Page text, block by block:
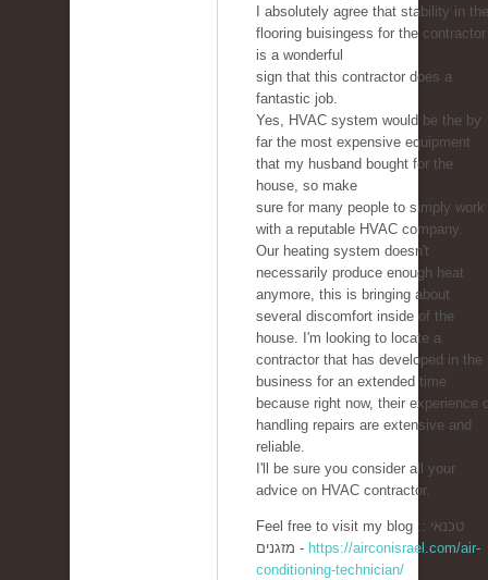
I absolutely agree that stability in the
flooring buisingess for the contractor
is a wonderful
sign that this contractor does a
fantastic job.
Yes, HVAC system would be the by
far the most expensive equipment
that my husband bought for the
house, so make
sure for many people to simply work
with a reputable HVAC company.
Our heating system doesn't
necessarily produce enough heat
anymore, this is bringing about
several discomfort inside of the
house. I'm looking to locate a
contractor that has developed in the
business for an extended time
because right now, their experience
handling repairs are extensive and
reliable.
I'll be sure you consider all your
advice on HVAC contractor.
Feel free to visit my blog :: טכנאי
מזגנים - https://airconisrael.com/air-
conditioning-technician/